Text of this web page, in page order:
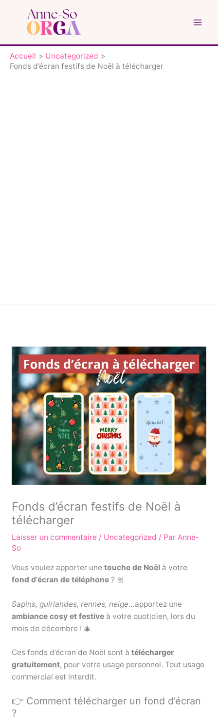
contenu
Accueil
Uncategorized
Fonds d’écran festifs de Noël à télécharger
Fonds d’écran festifs de Noël à
télécharger
Laisser un commentaire / Uncategorized / Par Anne-
So
Vous voulez apporter une touche de Noël à votre
fond d’écran de téléphone? 🎀
Sapins, guirlandes, rennes, neige…apportez une
ambiance cosy et festiveà votre quotidien, lors du
mois de décembre ! 🎄
Ces fonds d’écran de Noël sont à télécharger
gratuitement, pour votre usage personnel. Tout usage
commercial est interdit.
👉 Comment télécharger un fond d’écran
?